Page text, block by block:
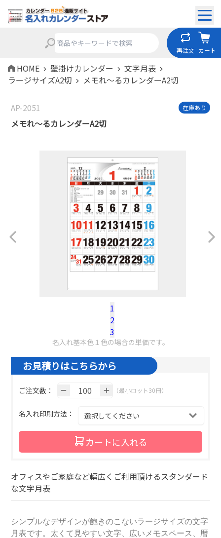
再注文 カート
HOME 壁掛けカレンダー
文字月表
ラージサイズA2切
メモれ～るカレンダーA2切
AP-2051 在庫あり
メモれ～るカレンダーA2切
1
2
3
税込100冊参考単価：
名入れ基本色１色の場合の単価です。
お見積りはこちらから
ご注文数： （最小ロット30冊）
名入れ印刷方法：
カートに入れる
オフィスやご家庭など幅広くご利用頂けるスタンダード
な文字月表
シンプルなデザインが飽きのこないラージサイズの文字
月表です。太くて見やすい文字、広いメモスペース、暦